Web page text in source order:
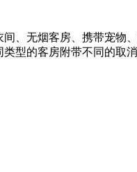
、无烟客房、携带宠物
型的客房附带不同的取